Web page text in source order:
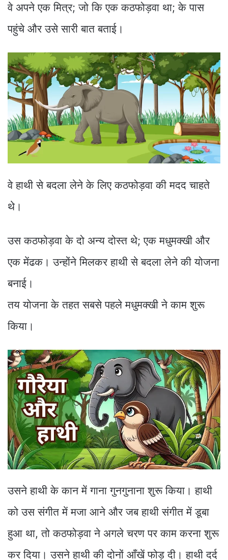
वे अपने एक मित्र; जो कि एक कठफोड़वा था; के पास
पहुंचे और उसे सारी बात बताई।
वे हाथी से बदला लेने के लिए कठफोड़वा की मदद चाहते
थे।
उस कठफोड़वा के दो अन्य दोस्त थे; एक मधुमक्खी और
एक मेंढक। उन्होंने मिलकर हाथी से बदला लेने की योजना
बनाई।
तय योजना के तहत सबसे पहले मधुमक्खी ने काम शुरू
किया।
उसने हाथी के कान में गाना गुनगुनाना शुरू किया। हाथी
को उस संगीत में मजा आने और जब हाथी संगीत में डूबा
हुआ था, तो कठफोड़वा ने अगले चरण पर काम करना शुरू
कर दिया। उसने हाथी की दोनों आँखें फोड़ दी। हाथी दर्द